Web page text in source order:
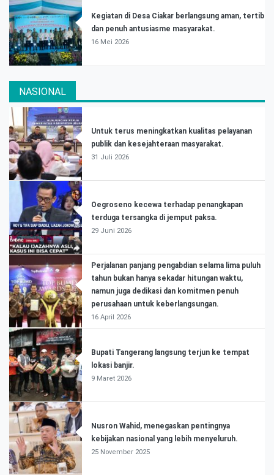
Kegiatan di Desa Ciakar berlangsung aman, tertib
dan penuh antusiasme masyarakat.
16 Mei 2026
NASIONAL
Untuk terus meningkatkan kualitas pelayanan
publik dan kesejahteraan masyarakat.
31 Juli 2026
Oegroseno kecewa terhadap penangkapan
terduga tersangka di jemput paksa.
29 Juni 2026
Perjalanan panjang pengabdian selama lima puluh
tahun bukan hanya sekadar hitungan waktu,
namun juga dedikasi dan komitmen penuh
perusahaan untuk keberlangsungan.
16 April 2026
Bupati Tangerang langsung terjun ke tempat
lokasi banjir.
9 Maret 2026
Nusron Wahid, menegaskan pentingnya
kebijakan nasional yang lebih menyeluruh.
25 November 2025